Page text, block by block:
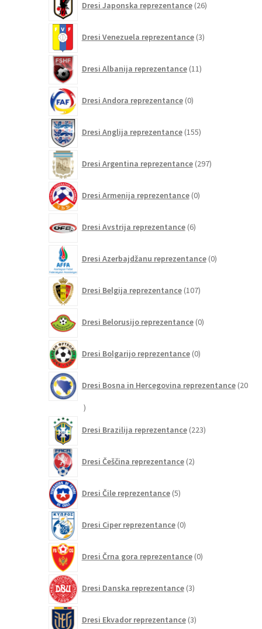
Dresi Japonska reprezentance 26izdelkov
Dresi Venezuela reprezentance 3izdelki
Dresi Albanija reprezentance 11izdelkov
Dresi Andora reprezentance 0izdelkov
Dresi Anglija reprezentance 155izdelkov
Dresi Argentina reprezentance 297izdelkov
Dresi Armenija reprezentance 0izdelkov
Dresi Avstrija reprezentance 6izdelkov
Dresi Azerbajdžanu reprezentance 0izdelkov
Dresi Belgija reprezentance 107izdelkov
Dresi Belorusijo reprezentance 0izdelkov
Dresi Bolgarijo reprezentance 0izdelkov
Dresi Bosna in Hercegovina reprezentance 20
20
Dresi Brazilija reprezentance 223izdelkov
Dresi Češčina reprezentance 2izdelka
Dresi Čile reprezentance 5izdelkov
Dresi Ciper reprezentance 0izdelkov
Dresi Črna gora reprezentance 0izdelkov
Dresi Danska reprezentance 3izdelki
Dresi Ekvador reprezentance 3izdelki